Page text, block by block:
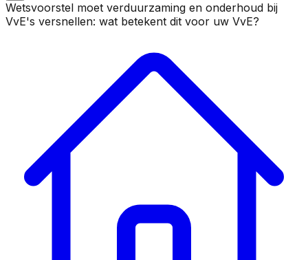
Wetsvoorstel moet verduurzaming en onderhoud bij
VvE's versnellen: wat betekent dit voor uw VvE?